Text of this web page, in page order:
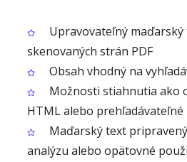
Upravovateľný maďarský
skenovaných strán PDF
Obsah vhodný na
Možnosti stiahnutia ako
HTML alebo prehľadávateľné
Maďarský text
analýzu alebo opätovné